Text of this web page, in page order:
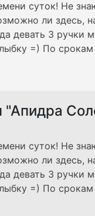
суток! Не
ли здесь,
девать 3 ручки
=) По
"Апидра
суток! Не
ли здесь,
девать 3 ручки
=) По